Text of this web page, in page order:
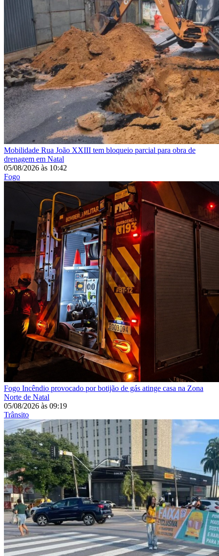
Mobilidade Rua João XXIII tem bloqueio parcial para obra de
drenagem em Natal
05/08/2026 às 10:42
Fogo
Fogo Incêndio provocado por botijão de gás atinge casa na Zona
Norte de Natal
05/08/2026 às 09:19
Trânsito